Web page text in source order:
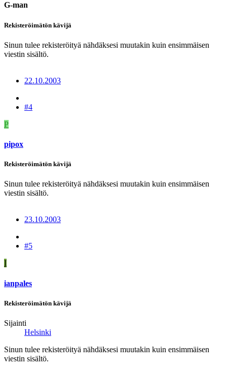
G-man
Rekisteröimätön kävijä
Sinun tulee rekisteröityä nähdäksesi muutakin kuin ensimmäisen
viestin sisältö.
22.10.2003
#4
P
pipox
Rekisteröimätön kävijä
Sinun tulee rekisteröityä nähdäksesi muutakin kuin ensimmäisen
viestin sisältö.
23.10.2003
#5
I
ianpales
Rekisteröimätön kävijä
Sijainti
Helsinki
Sinun tulee rekisteröityä nähdäksesi muutakin kuin ensimmäisen
viestin sisältö.